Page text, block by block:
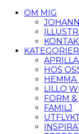
OM MIG
KATEGORIER
HOS
HEMMA
LILLO
FORM &
FAMILJ